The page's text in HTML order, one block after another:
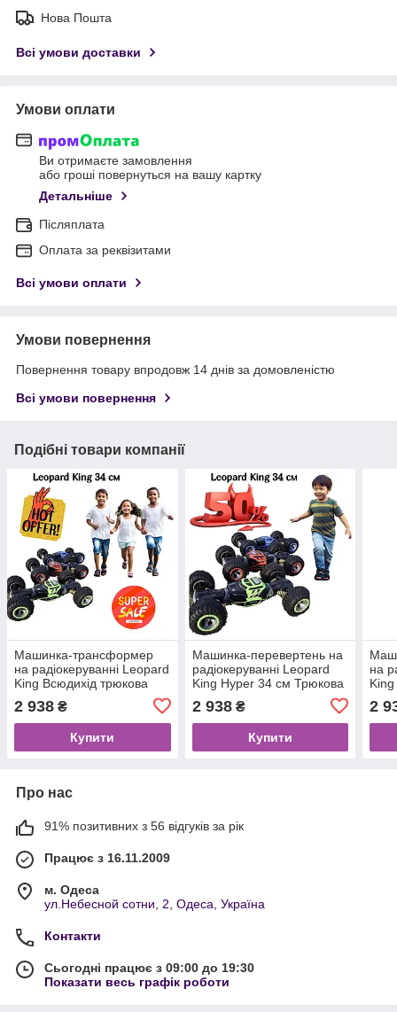
Нова Пошта
Всі умови доставки
Умови оплати
Ви отримаєте замовлення
або гроші повернуться на вашу картку
Детальніше
Післяплата
Оплата за реквізитами
Всі умови оплати
Умови повернення
Повернення товару впродовж 14 днів за домовленістю
Всі умови повернення
Подібні товари компанії
Машинка-трансформер
на радіокеруванні Leopard
King Всюдихід трюкова
2 938 ₴
Купити
Машинка-перевертень на
радіокеруванні Leopard
King Hyper 34 см Трюкова
керування
2 938₴
Купити
на
2
Про нас
91% позитивних з 56 відгуків за рік
Працює з 16.11.2009
м. Одеса
ул.Небесной сотни, 2, Одеса, Україна
Контакти
Сьогодні працює з 09:00 до 19:30
Показати весь графік роботи